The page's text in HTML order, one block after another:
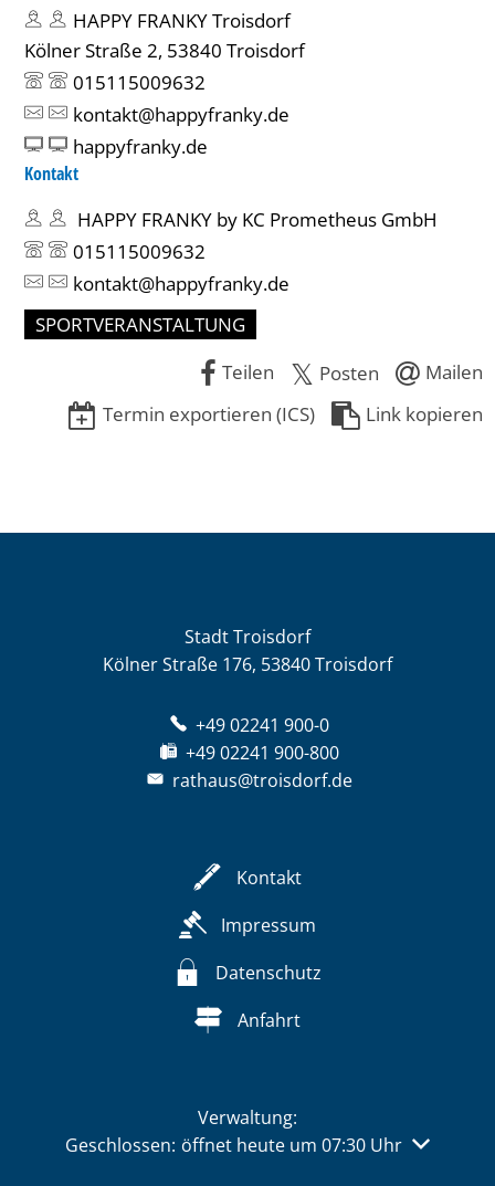
HAPPY FRANKY Troisdorf
Kölner Straße 2, 53840 Troisdorf
015115009632
kontakt@happyfranky.de
happyfranky.de
Kontakt
HAPPY FRANKY by KC Prometheus GmbH
015115009632
kontakt@happyfranky.de
SPORTVERANSTALTUNG
Teilen
Posten
Mailen
Termin exportieren (ICS)
Link kopieren
Stadt Troisdorf
Kölner Straße 176, 53840 Troisdorf
+49 02241 900-0
+49 02241 900-800
rathaus@troisdorf.de
Kontakt
Impressum
Datenschutz
Anfahrt
Verwaltung:
Klicken, um weitere Öffnungs- oder Schließzeiten
Geschlossen: öffnet heute um 07:30 Uhr